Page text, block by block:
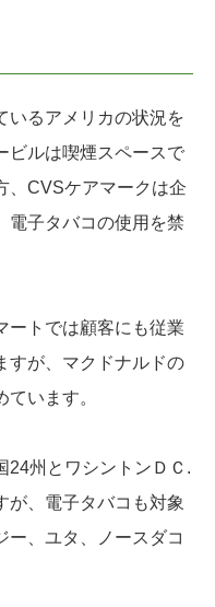
いるアメリカの状況を
ビルは喫煙スペースで
、CVSケアマークは企
電子タバコの使用を禁
ートでは顧客にも従業
すが、マクドナルドの
います。
24州とワシントンＤＣ.
が、電子タバコも対象
ー、ユタ、ノースダコ